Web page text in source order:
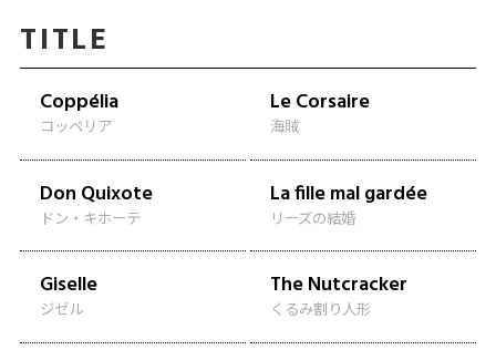
TITLE
Coppélia
コッペリア
Le Corsaire
海賊
Don Quixote
ドン・キホーテ
La fille mal gardée
リーズの結婚
Giselle
ジゼル
The Nutcracker
くるみ割り人形